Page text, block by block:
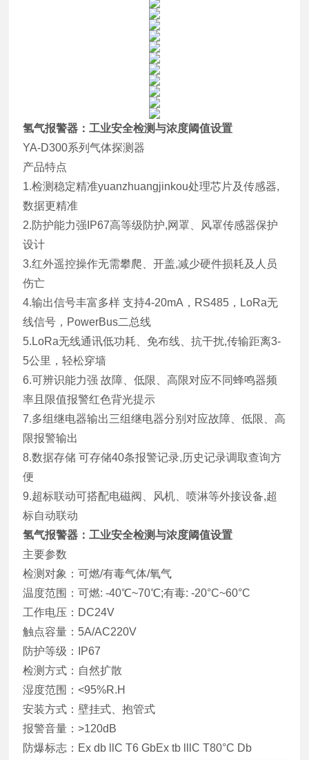
氢气报警器：工业安全检测与浓度阈值设置
YA-D300系列气体探测器
产品特点
1.检测稳定精准yuanzhuangjinkou处理芯片及传感器,
数据更精准
2.防护能力强IP67高等级防护,网罩、风罩传感器保护
设计
3.红外遥控操作无需攀爬、开盖,减少硬件损耗及人员
伤亡
4.输出信号丰富多样 支持4-20mA，RS485，LoRa无
线信号，PowerBus二总线
5.LoRa无线通讯低功耗、免布线、抗干扰,传输距离3-
5公里，轻松穿墙
6.可辨识能力强 故障、低限、高限对应不同蜂鸣器频
率且限值报警红色背光提示
7.多组继电器输出三组继电器分别对应故障、低限、高
限报警输出
8.数据存储 可存储40条报警记录,历史记录调取查询方
便
9.超标联动可搭配电磁阀、风机、喷淋等外接设备,超
标自动联动
氢气报警器：工业安全检测与浓度阈值设置
主要参数
检测对象：可燃/有毒气体/氧气
温度范围：可燃: -40℃~70℃;有毒: -20°C~60°C
工作电压：DC24V
触点容量：5A/AC220V
防护等级：IP67
检测方式：自然扩散
湿度范围：<95%R.H
安装方式：壁挂式、抱管式
报警音量：>120dB
防爆标志：Ex db llC T6 GbEx tb lllC T80°C Db